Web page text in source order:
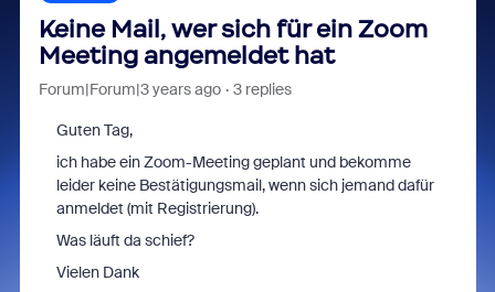
Keine Mail, wer sich für ein Zoom
Meeting angemeldet hat
Forum|Forum|3 years ago 3 replies
Guten Tag,
ich habe ein Zoom-Meeting geplant und bekomme
leider keine Bestätigungsmail, wenn sich jemand dafür
anmeldet (mit Registrierung).
Was läuft da schief?
Vielen Dank